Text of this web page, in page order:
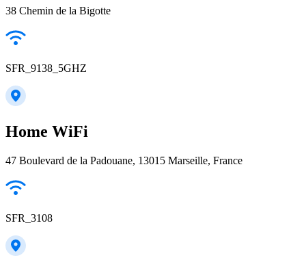
38 Chemin de la Bigotte
SFR_9138_5GHZ
Home WiFi
47 Boulevard de la Padouane, 13015 Marseille, France
SFR_3108